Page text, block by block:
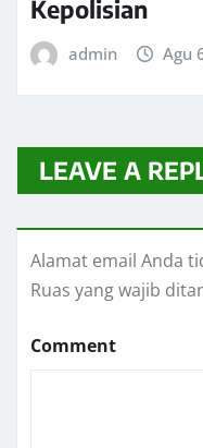
Kepolisian
admin Agu
LEAVE A
Alamat email Anda
Ruas yang wajib
Comment